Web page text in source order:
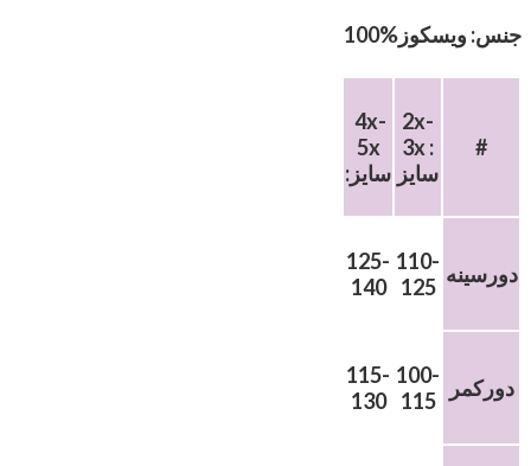
جنس: ویسکوز%100
4x-
5x
:سایز
2x-
3x :
سایز
#
125-
140
110-
125 دورسینه
115-
130
100-
115
دورکمر